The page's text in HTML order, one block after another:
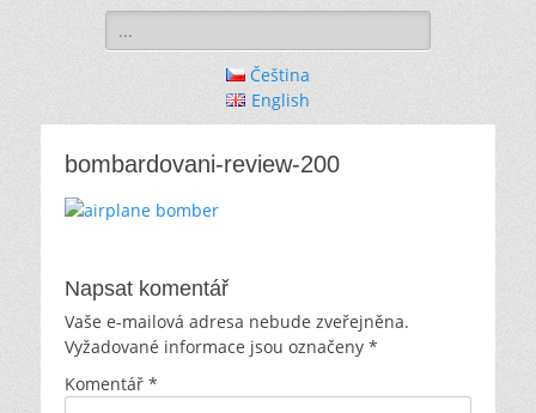
for:
Čeština
English
bombardovani-review-200
Napsat komentář
Vaše e-mailová adresa nebude zveřejněna.
Vyžadované informace jsou označeny *
Komentář *